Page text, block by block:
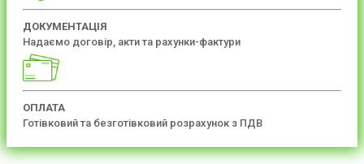
ДОКУМЕНТАЦІЯ
Надаємо договір, акти та рахунки-фактури
ОПЛАТА
Готівковий та безготівковий розрахунок з ПДВ